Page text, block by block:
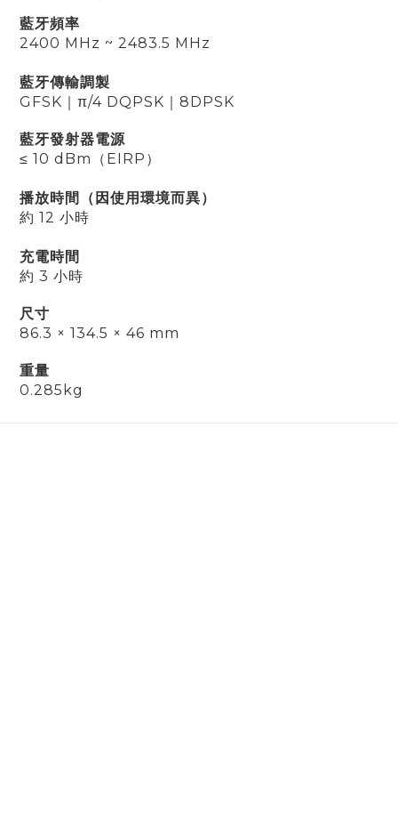
藍牙頻率
2400 MHz ~ 2483.5 MHz
藍牙傳輸調製
GFSK ｜ π/4 DQPSK ｜8DPSK
藍牙發射器電源
≤ 10 dBm（EIRP）
播放時間（因使用環境而異）
約 12 小時
充電時間
約 3 小時
尺寸
86.3 × 134.5 × 46 mm
重量
0.285kg